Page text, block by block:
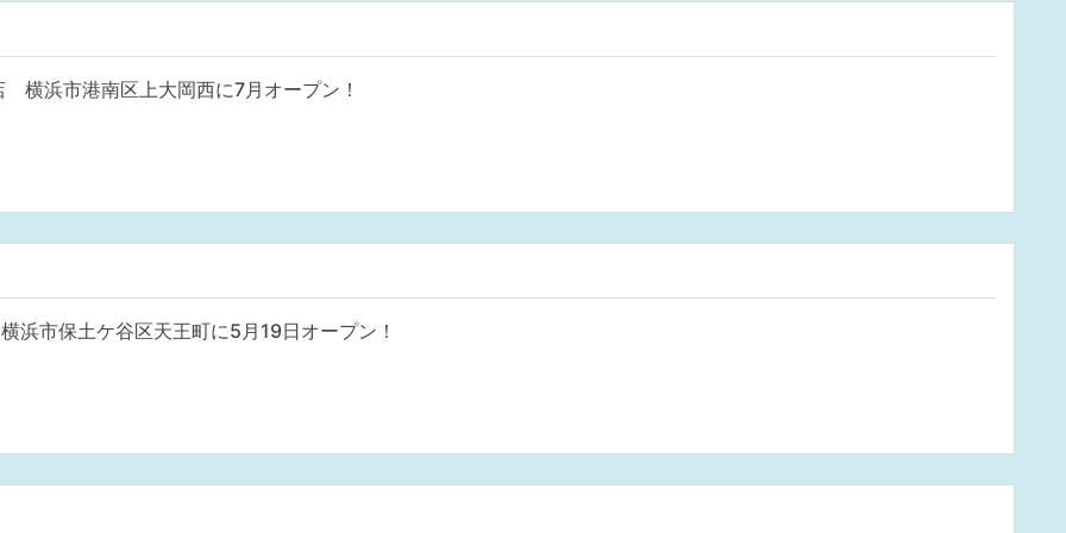
横浜市港南区上大岡西に7月オープン！
市保土ケ谷区天王町に5月19日オープン！